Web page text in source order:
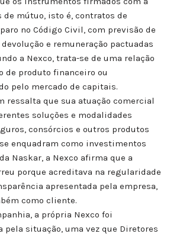
de mútuo, isto é, contratos de
no Código Civil, com previsão de
e remuneração pactuadas
a Nexco, trata-se de uma relação
de produto financeiro ou
pelo mercado de capitais.
ressalta que sua atuação comercial
soluções e modalidades
consórcios e outros produtos
enquadram como investimentos
Naskar, a Nexco afirma que a
porque acreditava na regularidade
apresentada pela empresa,
como cliente.
a própria Nexco foi
situação, uma vez que Diretores